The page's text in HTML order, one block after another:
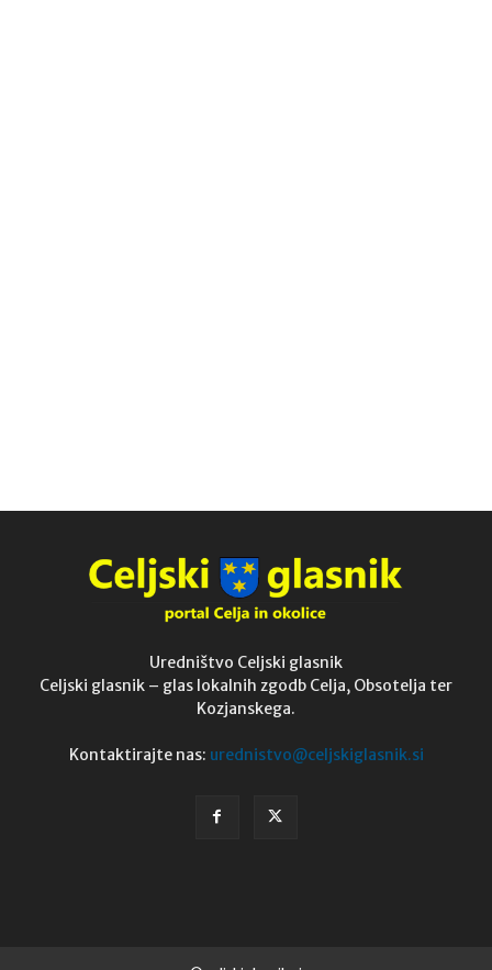
Uredništvo Celjski glasnik
Celjski glasnik – glas lokalnih zgodb Celja, Obsotelja ter
Kozjanskega.
Kontaktirajte nas: urednistvo@celjskiglasnik.si